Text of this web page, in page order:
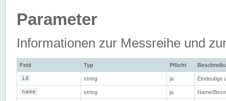
Parameter
Informationen zur Messreihe und
Feld Typ Pflicht
id string ja Eindeutige
name string ja Name/